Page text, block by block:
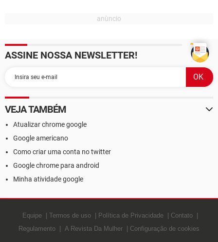
ASSINE NOSSA NEWSLETTER!
VEJA TAMBÉM
Atualizar chrome google
Google americano
Como criar uma conta no twitter
Google chrome para android
Minha atividade google
Equipe Termos de uso Política de Privacidade
Contato
Regulamento
A Revista Da Mulher Configuração de cookies